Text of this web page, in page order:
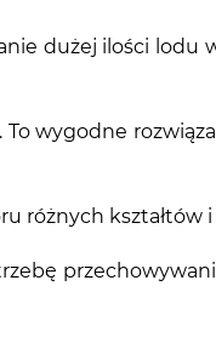
dużej ilości lodu
wygodne
różnych kształtów